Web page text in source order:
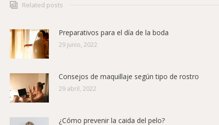
Related posts
Preparativos para el día de la boda
29 junio, 2022
Consejos de maquillaje según tipo de rostro
29 abril, 2022
¿Cómo prevenir la caida del pelo?